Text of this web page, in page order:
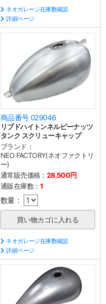
ネオガレージ在庫数確認
詳細ページ
商品番号 029046
リブドハイトンネルピーナッツ
タンク スクリューキャップ
ブランド：
NEO FACTORY(ネオファクトリ
ー)
通常販売価格： 28,500円
通販在庫数：1
数量：
ネオガレージ在庫数確認
詳細ページ